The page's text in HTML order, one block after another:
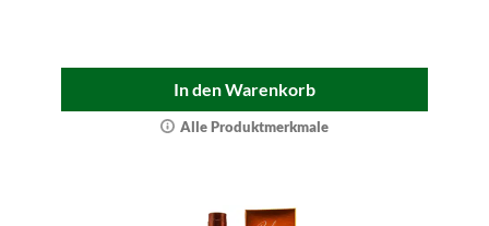
In den Warenkorb
Alle Produktmerkmale